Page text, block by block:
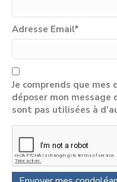
Adresse Email*
Je comprends que mes
déposer mon message
sont pas utilisées à